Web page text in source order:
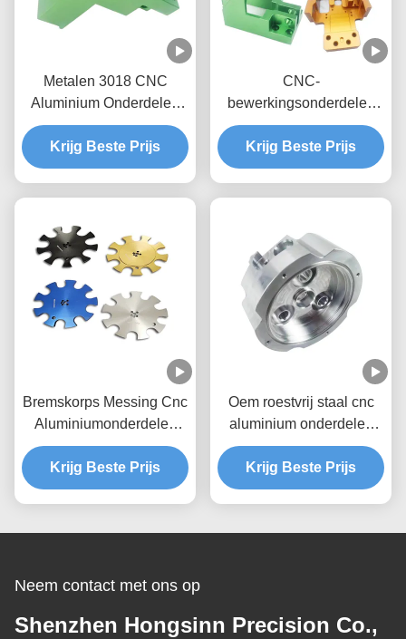
Metalen 3018 CNC
Aluminium Onderdelen
Titanium CNC
Bewerkingsonderdelen
Fabrikant
Krijg Beste Prijs
CNC-
bewerkingsonderdelen
voor metaal op maat
Aluminium CNC-
bewerkingsonderdelen
Krijg Beste Prijs
Bremskorps Messing Cnc
Aluminiumonderdelen
Cnc Billetonderdelen
Krijg Beste Prijs
Oem roestvrij staal cnc
aluminium onderdelen
voor drone elektronische
Krijg Beste Prijs
Neem contact met ons op
Shenzhen Hongsinn Precision Co.,